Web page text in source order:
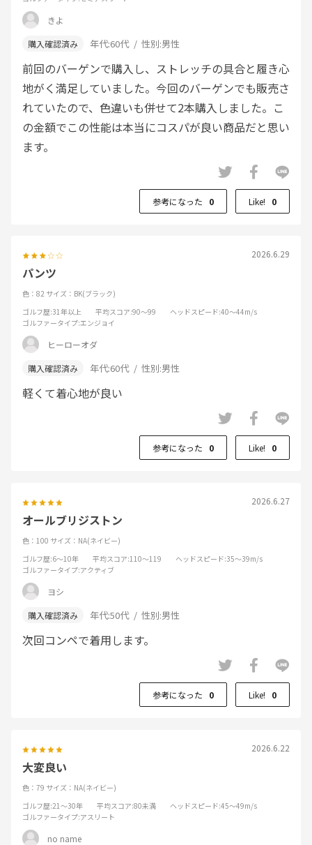
きよ
年代:60代 性別:男性
前回のバーゲンで購入し、ストレッチの具合と履き心
地がく満足していました。今回のバーゲンでも販売さ
れていたので、色違いも併せて2本購入しました。こ
の金額でこの性能は本当にコスパが良い商品だと思い
ます。
参考になった 0 Like! 0
2026.6.29
パンツ
色：82 サイズ：BK(ブラック)
ゴルフ歴:31年以上 平均スコア:90～99 ヘッドスピード:40～44m/s
ゴルファータイプ:エンジョイ
ヒーローオダ
年代:60代 性別:男性
軽くて着心地が良い
参考になった 0 Like! 0
2026.6.27
オールブリジストン
色：100 サイズ：NA(ネイビー)
ゴルフ歴:6～10年 平均スコア:110～119 ヘッドスピード:35～39m/s
ゴルファータイプ:アクティブ
ヨシ
年代:50代 性別:男性
次回コンペで着用します。
参考になった 0 Like! 0
2026.6.22
大変良い
色：79 サイズ：NA(ネイビー)
ゴルフ歴:21～30年 平均スコア:80未満 ヘッドスピード:45～49m/s
ゴルファータイプ:アスリート
no name